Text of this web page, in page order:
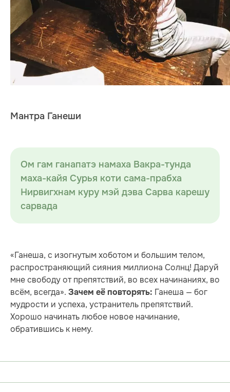
Мантра Ганеши
Ом гам ганапатэ намаха Вакра-тунда
маха-кайя Сурья коти сама-прабха
Нирвигхнам куру мэй дэва Сарва карешу
сарвада
«Ганеша, с изогнутым хоботом и большим телом,
распространяющий сияния миллиона Солнц! Даруй
мне свободу от препятствий, во всех начинаниях, во
всём, всегда». Зачем её повторять: Ганеша — бог
мудрости и успеха, устранитель препятствий.
Хорошо начинать любое новое начинание,
обратившись к нему.